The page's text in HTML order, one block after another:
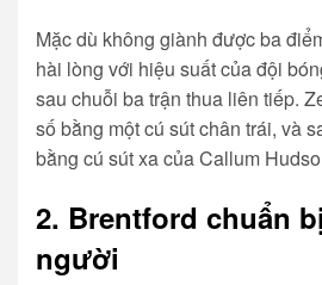
Mặc dù không giành được ba
hài lòng với hiệu suất của đội
sau chuỗi ba trận thua liên tiếp.
số bằng một cú sút chân trái, và
bằng cú sút xa của Callum
2. Brentford chuẩn
người